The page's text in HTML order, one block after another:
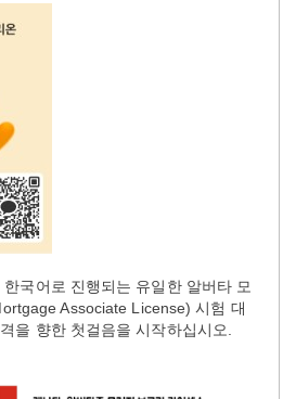
국어로 진행되는 유일한 알버타 모
Associate License) 시험 대
을 향한 첫걸음을 시작하십시오.